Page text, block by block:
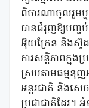
ពិចារណាចូលរួម
បានជំរុញឱ្យបញ្ចប់
អ៊ុយក្រែន និងស៊ូ
ការសន្តិភាពក្នុ
ស្របតាមធម្មនុញ្
អន្តរជាតិ និងសេ
ប្រជាជាតិដែរ។